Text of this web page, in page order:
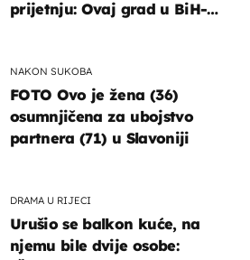
prijetnju: Ovaj grad u BiH-u
NAKON SUKOBA
FOTO Ovo je žena (36)
osumnjičena za ubojstvo
partnera (71) u Slavoniji
DRAMA U RIJECI
Urušio se balkon kuće, na
njemu bile dvije osobe: